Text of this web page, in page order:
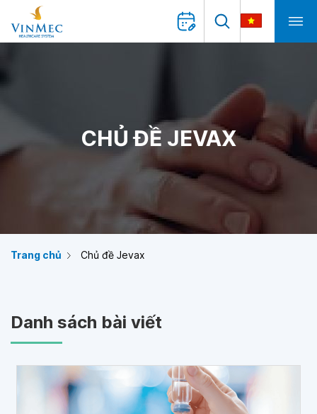
CHỦ ĐỀ JEVAX
Trang chủ Chủ đề Jevax
Danh sách bài viết